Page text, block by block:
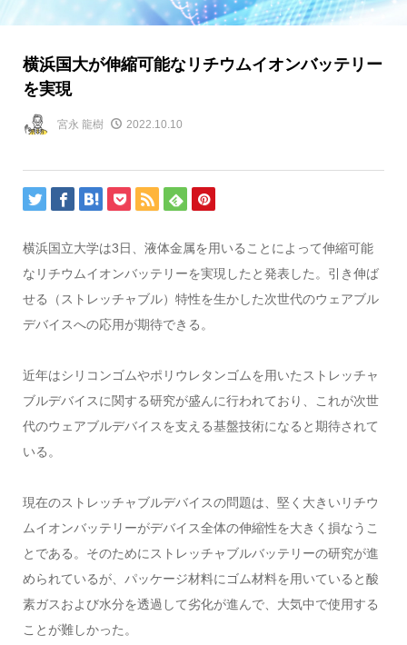
横浜国大が伸縮可能なリチウムイオンバッテリー
を実現
宮永 龍樹 2022.10.10
横浜国立大学は3日、液体金属を用いることによって伸縮可能
なリチウムイオンバッテリーを実現したと発表した。引き伸ば
せる（ストレッチャブル）特性を生かした次世代のウェアブル
デバイスへの応用が期待できる。
近年はシリコンゴムやポリウレタンゴムを用いたストレッチャ
ブルデバイスに関する研究が盛んに行われており、これが次世
代のウェアブルデバイスを支える基盤技術になると期待されて
いる。
現在のストレッチャブルデバイスの問題は、堅く大きいリチウ
ムイオンバッテリーがデバイス全体の伸縮性を大きく損なうこ
とである。そのためにストレッチャブルバッテリーの研究が進
められているが、パッケージ材料にゴム材料を用いていると酸
素ガスおよび水分を透過して劣化が進んで、大気中で使用する
ことが難しかった。